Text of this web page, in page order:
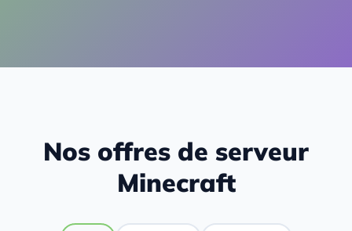
Nos offres de serveur
Minecraft